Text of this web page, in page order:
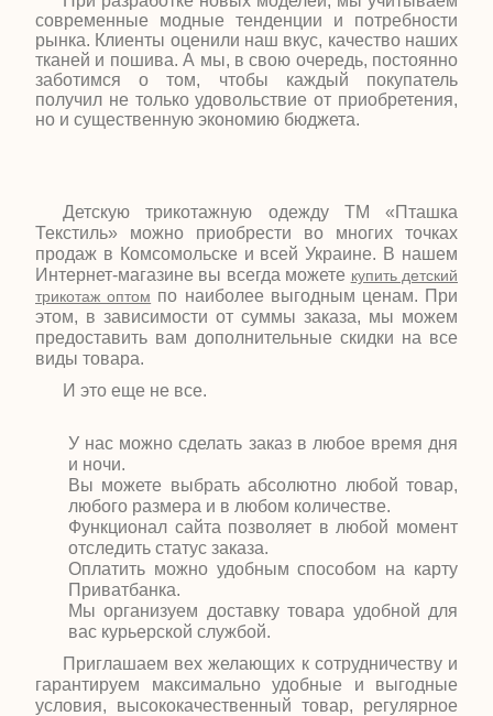
современные модные тенденции и потребности
рынка. Клиенты оценили наш вкус, качество наших
тканей и пошива. А мы, в свою очередь, постоянно
заботимся о том, чтобы каждый покупатель
получил не только удовольствие от приобретения,
но и существенную экономию бюджета.
Детскую трикотажную одежду ТМ «Пташка
Текстиль» можно приобрести во многих точках
продаж в Комсомольске и всей Украине. В нашем
Интернет-магазине вы всегда можете купить детский
трикотаж оптом по наиболее выгодным ценам. При
этом, в зависимости от суммы заказа, мы можем
предоставить вам дополнительные скидки на все
виды товара.
И это еще не все.
У нас можно сделать заказ в любое время дня
и ночи.
Вы можете выбрать абсолютно любой товар,
любого размера и в любом количестве.
Функционал сайта позволяет в любой момент
отследить статус заказа.
Оплатить можно удобным способом на карту
Приватбанка.
Мы организуем доставку товара удобной для
вас курьерской службой.
Приглашаем вех желающих к сотрудничеству и
гарантируем максимально удобные и выгодные
условия, высококачественный товар, регулярное